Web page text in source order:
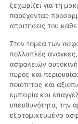
ξεχωρίζει για τη
παρέχοντας
απαιτήσεις του
Στον τομέα των
πολλαπλές
ασφαλειών
πυρός και
ποιότητας και
εμπειρία και
υπευθυνότητα, την
εξατομικευμένα